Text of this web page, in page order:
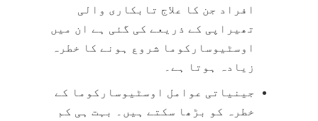
افراد جن کا علاج تابکاری والی
تھیراپی کے ذریعے کی گئی ہے ان میں
اوسٹیوسارکوما شروع ہونے کا خطرہ
زیادہ ہوتا ہے۔
جینیاتی عوامل اوسٹیوسارکوما کے
خطرہ کو بڑھا سکتے ہیں۔ بہت ہی کم